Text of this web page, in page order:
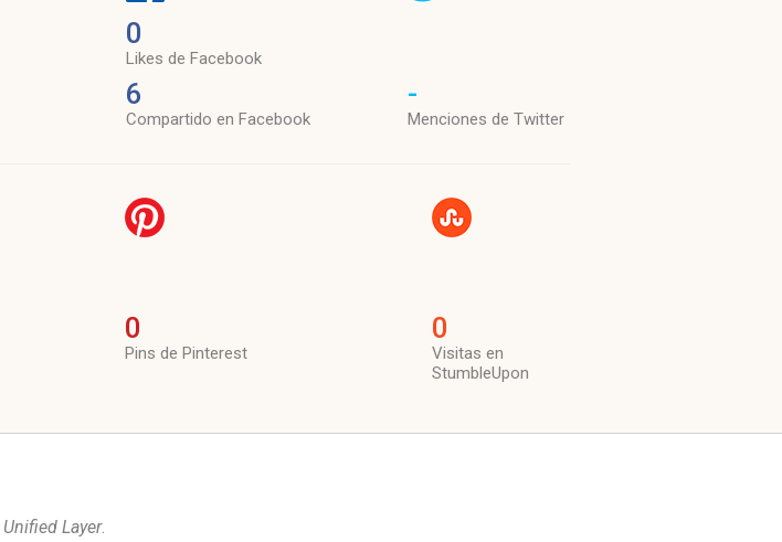
0
Likes de Facebook
6
Compartido en Facebook
-
Menciones de Twitter
0
Pins de Pinterest
0
Visitas en
StumbleUpon
Unified Layer.